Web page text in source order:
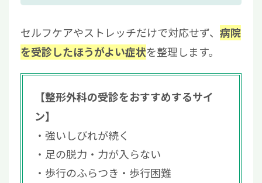
セルフケアやストレッチだけで対応せず、 病院
を受診したほうがよい症状を整理します。
【整形外科の受診をおすすめするサイ
ン】
強いしびれが続く
足の脱力・力が入らない
歩行のふらつき・歩行困難